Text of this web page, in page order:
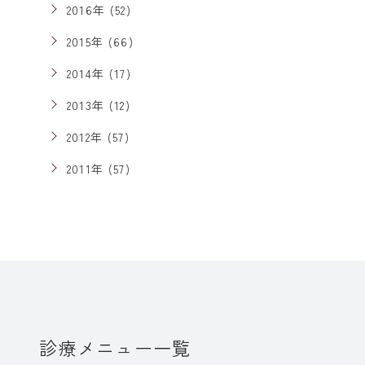
2016年 (52)
2015年 (66)
2014年 (17)
2013年 (12)
2012年 (57)
2011年 (57)
診療メニュー一覧